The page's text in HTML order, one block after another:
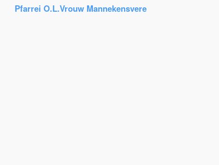
Pfarrei O.L.Vrouw Mannekensvere